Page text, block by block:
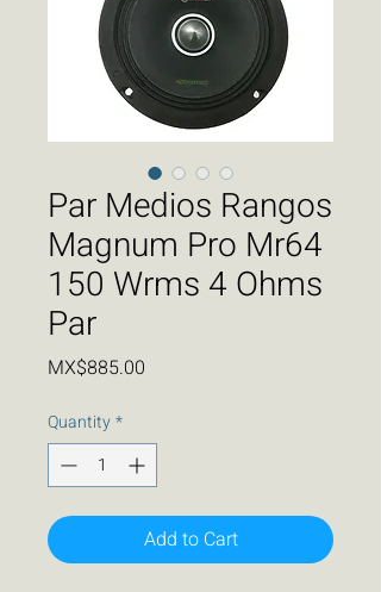
Par Medios Rangos
Magnum Pro Mr64
150 Wrms 4 Ohms
Par
MX$885.00
Quantity*
Add to Cart